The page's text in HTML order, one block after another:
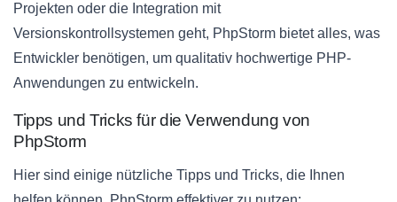
Projekten oder die Integration mit
Versionskontrollsystemen geht, PhpStorm bietet alles, was
Entwickler benötigen, um qualitativ hochwertige PHP-
Anwendungen zu entwickeln.
Tipps und Tricks für die Verwendung von
PhpStorm
Hier sind einige nützliche Tipps und Tricks, die Ihnen